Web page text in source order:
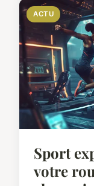
ACTU
Sport
votre